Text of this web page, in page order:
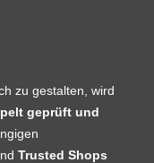
zu gestalten, wird
geprüft und
Trusted Shops